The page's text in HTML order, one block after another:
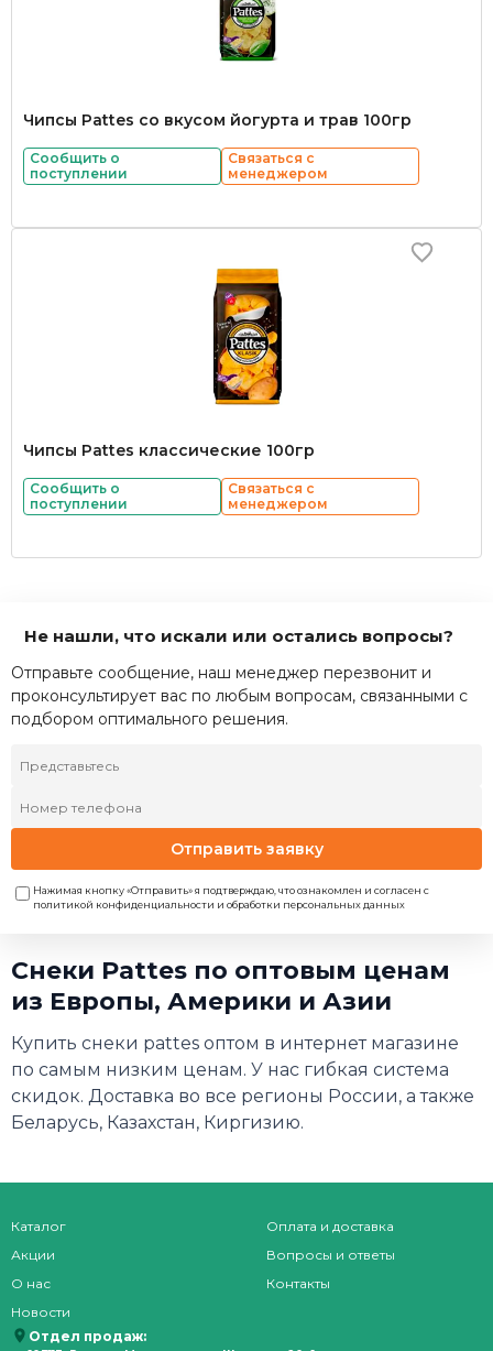
Чипсы Pattes со вкусом йогурта и трав 100гр
Сообщить о
поступлении
Связаться с
менеджером
Чипсы Pattes классические 100гр
Сообщить о
поступлении
Связаться с
менеджером
Не нашли, что искали или остались вопросы?
Отправьте сообщение, наш менеджер перезвонит и
проконсультирует вас по любым вопросам, связанными с
подбором оптимального решения.
Отправить заявку
Нажимая кнопку «Отправить» я подтверждаю, что ознакомлен и согласен с
политикой конфиденциальности и обработки персональных данных
Снеки Pattes по оптовым ценам
из Европы, Америки и Азии
Купить снеки pattes оптом в интернет магазине
по самым низким ценам. У нас гибкая система
скидок. Доставка во все регионы России, а также
Беларусь, Казахстан, Киргизию.
Каталог
Акции
О нас
Новости
Оплата и доставка
Вопросы и ответы
Контакты
Отдел продаж: